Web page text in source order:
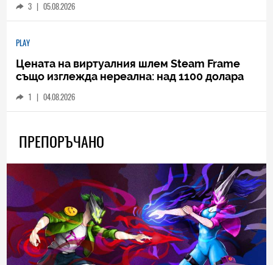
3 | 05.08.2026
PLAY
Цената на виртуалния шлем Steam Frame
също изглежда нереална: над 1100 долара
1 | 04.08.2026
ПРЕПОРЪЧАНО